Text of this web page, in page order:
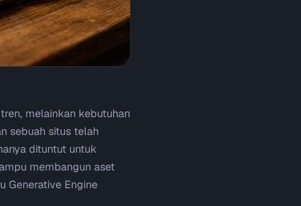
melainkan kebutuhan
sebuah situs telah
dituntut untuk
membangun aset
Generative Engine